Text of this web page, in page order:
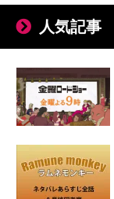
人気記事